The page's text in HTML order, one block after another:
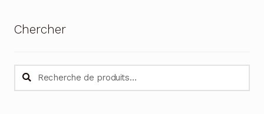
Chercher
Recherche
pour :
Recherche